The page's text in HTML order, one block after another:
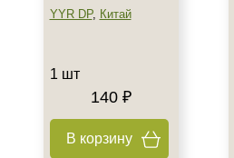
YYR DP, Китай
1 шт
140 ₽
В корзину